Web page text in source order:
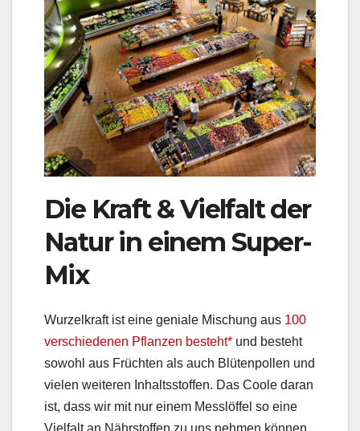
Die Kraft & Vielfalt der
Natur in einem Super-
Mix
Wurzelkraft ist eine geniale Mischung aus 100
verschiedenen Pflanzen besteht* und besteht
sowohl aus Früchten als auch Blütenpollen und
vielen weiteren Inhaltsstoffen. Das Coole daran
ist, dass wir mit nur einem Messlöffel so eine
Vielfalt an Nährstoffen zu uns nehmen können,